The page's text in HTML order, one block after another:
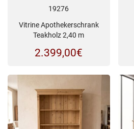
19276
Vitrine Apothekerschrank
Teakholz 2,40 m
2.399,00€